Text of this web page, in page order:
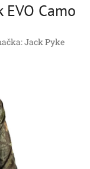
EVO Camo
Jack Pyke